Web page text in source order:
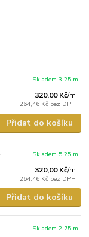
320,00 Kč/m
264,46 Kč bez DPH
Skladem 3.25 m
Přidat do košíku
320,00 Kč/m
264,46 Kč bez DPH
Skladem 5.25 m
Přidat do košíku
Skladem 2.75 m